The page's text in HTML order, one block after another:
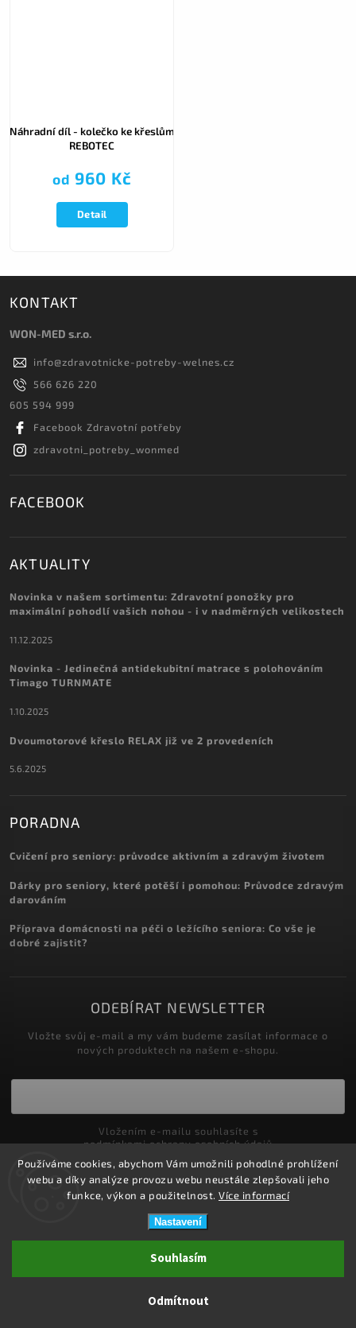
Používáme cookies, abychom Vám umožnili pohodlné prohlížení
webu a díky analýze provozu webu neustále zlepšovali jeho
funkce, výkon a použitelnost. Více informací
Nastavení
Odmítnout
Souhlasím
Náhradní díl - kolečko ke křeslům
REBOTEC
od 960 Kč
Detail
KONTAKT
WON-MED s.r.o.
info@zdravotnicke-potreby-welnes.cz
566 626 220
605 594 999
Facebook Zdravotní potřeby
zdravotni_potreby_wonmed
FACEBOOK
AKTUALITY
Novinka v našem sortimentu: Zdravotní ponožky pro
maximální pohodlí vašich nohou - i v nadměrných velikostech
11.12.2025
Novinka - Jedinečná antidekubitní matrace s polohováním
Timago TURNMATE
1.10.2025
Dvoumotorové křeslo RELAX již ve 2 provedeních
5.6.2025
PORADNA
Cvičení pro seniory: průvodce aktivním a zdravým životem
Dárky pro seniory, které potěší i pomohou: Průvodce zdravým
darováním
Příprava domácnosti na péči o ležícího seniora: Co vše je
dobré zajistit?
ODEBÍRAT NEWSLETTER
Vložte svůj e-mail a my vám budeme zasílat informace o
nových produktech na našem e-shopu.
podmínkami ochrany osobních údajů
Přihlásit se
ZDRAVOTNÍ POTŘEBY DRDLOVÁ
Upravit nastavení cookies